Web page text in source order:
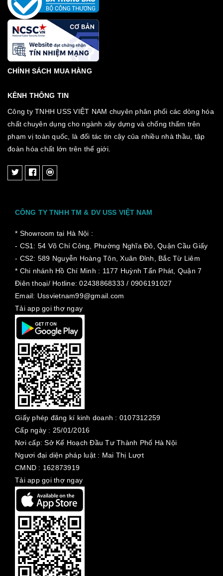
CHÍNH SÁCH MUA HÀNG
KÊNH THÔNG TIN
Công ty TNHH USS VIỆT NAM chuyên phân phối các dòng hóa
chất chuyên dụng cho ngành xây dựng và chống thấm trên
phạm vị toàn quốc, là đối tác tin cậy của nhiều nhà thầu, tập
đoàn hóa chất lớn trên thế giới.
CÔNG TY TNHH TM & DV USS VIỆT NAM
* Showroom tại Hà Nội :
- CS1: 54 Võ Chí Công, Phường Nghĩa Đô, Quận Cầu Giấy
- CS2: 589 Nguyễn Hoàng Tôn, Xuân Đỉnh, Bắc Từ Liêm
* Chi nhánh Hồ Chí Minh : 1177 Huỳnh Tấn Phát, Quận 7
Điên thoại/ Hotline: 02438868333 / 0906191027
Email: Ussvietnam99@gmail.com
Tải app gọi thợ ngay
Giấy phép đăng kí kinh doanh : 0107312259
Cấp ngày : 25/01/2016
Nơi cấp: Sở Kế Hoạch Đầu Tư Thành Phố Hà Nội
Ngươi đại diện pháp luật : Mai Thị Lượt
CMND : 162873919
Tải app gọi thợ ngay